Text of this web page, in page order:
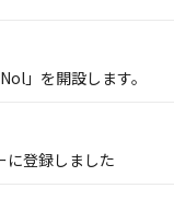
」を開設します。
に登録しました